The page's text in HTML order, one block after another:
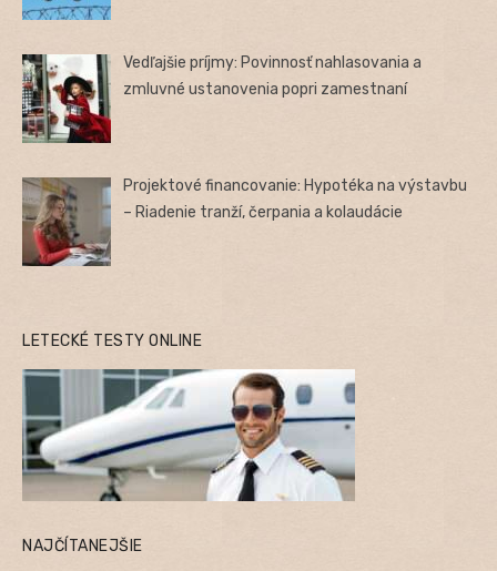
Vedľajšie príjmy: Povinnosť nahlasovania a
zmluvné ustanovenia popri zamestnaní
Projektové financovanie: Hypotéka na výstavbu
– Riadenie tranží, čerpania a kolaudácie
LETECKÉ TESTY ONLINE
NAJČÍTANEJŠIE